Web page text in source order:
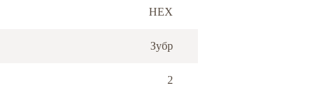
HEX
Зубр
2